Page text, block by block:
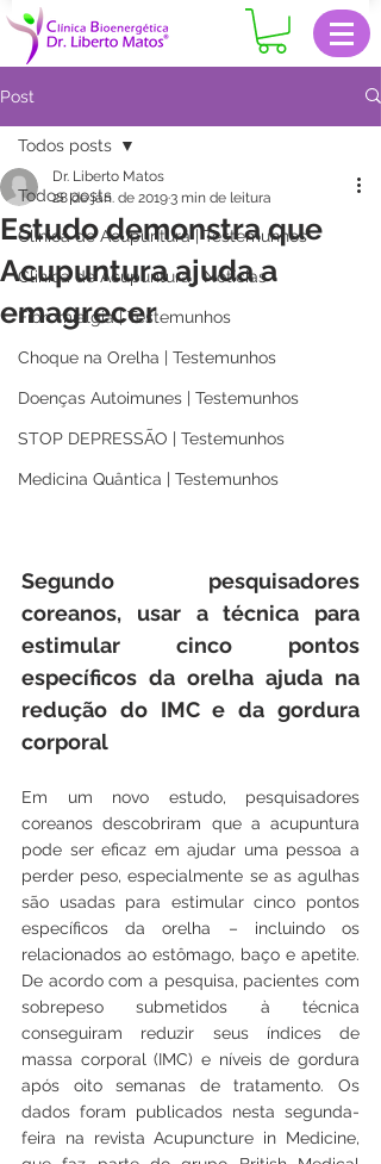
Post
Todos posts
Clinica de Acupuntura | Testemunhos
Clinica de Acupuntura | Notícias
Fibromialgia | Testemunhos
Choque na Orelha | Testemunhos
Doenças Autoimunes | Testemunhos
STOP DEPRESSÃO | Testemunhos
Medicina Quântica | Testemunhos
Todos posts
Estudo demonstra que
Acupuntura ajuda a
emagrecer
Dr. Liberto Matos
28 de jan. de 20193 min de leitura
Segundo pesquisadores
coreanos, usar a técnica para
estimular cinco pontos
específicos da orelha ajuda na
redução do IMC e da gordura
corporal
Em um novo estudo, pesquisadores
coreanos descobriram que a acupuntura
pode ser eficaz em ajudar uma pessoa a
perder peso, especialmente se as agulhas
são usadas para estimular cinco pontos
específicos da orelha – incluindo os
relacionados ao estômago, baço e apetite.
De acordo com a pesquisa, pacientes com
sobrepeso submetidos à técnica
conseguiram reduzir seus índices de
massa corporal (IMC) e níveis de gordura
após oito semanas de tratamento. Os
dados foram publicados nesta segunda-
feira na revista Acupuncture in Medicine,